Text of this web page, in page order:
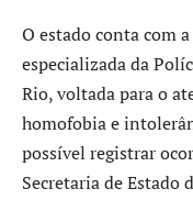
O estado conta com
especializada da
Rio, voltada para o
homofobia e
possível registrar
Secretaria de Estado